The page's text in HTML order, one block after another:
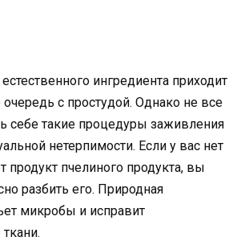
ингредиента приходит
с простудой. Однако не все
себе такие процедуры заживления
нетерпимости. Если у вас нет
продукт пчелиного продукта, вы
разбить его. Природная
микробы и исправит